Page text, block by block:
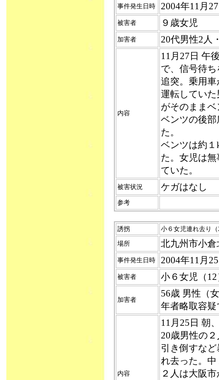
事件発生日時 2004年11月
被害者 ９歳女児
加害者 20代男性2人
内容
11月27日 午
で、信号待
追突。乗用
運転してい
がそのまま
ベンツの後
た。
ベンツは約
た。女児は
ていた。
被害状況 ケガはなし
参考
誘拐
小６女児連れ去り
場所
北九州市小
事件発生日時 2004年11月
被害者 小６女児（12
加害者
56歳 男性（
年者略取容
内容
11月25日 朝
20歳男性の
引き倒すな
れ去った。
２人は大阪